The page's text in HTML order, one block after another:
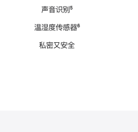
声音识别脚
⁵
温湿度传感器脚
⁶
私密又安全